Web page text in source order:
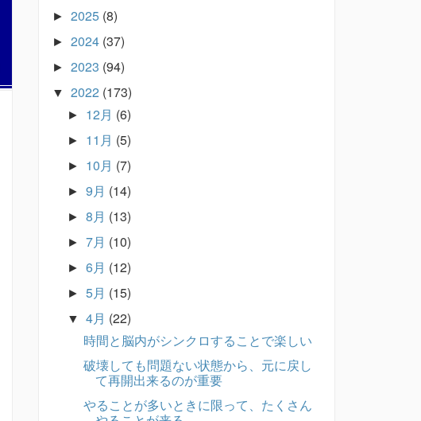
► 2025 (8)
► 2024 (37)
► 2023 (94)
▼ 2022 (173)
► 12月 (6)
► 11月 (5)
► 10月 (7)
► 9月 (14)
► 8月 (13)
► 7月 (10)
► 6月 (12)
► 5月 (15)
▼ 4月 (22)
時間と脳内がシンクロすることで楽しい
破壊しても問題ない状態から、元に戻し
て再開出来るのが重要
やることが多いときに限って、たくさん